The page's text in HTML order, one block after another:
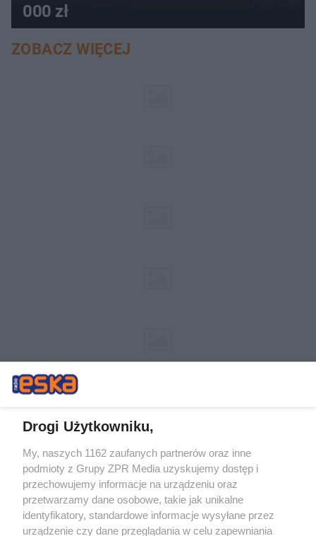
000 zł
ZOBACZ WIĘCEJ
Żaden utwór zamieszczony w serwisie nie może być powielany i
rozpowszechniany lub dalej rozpowszechniany w jakikolwiek sposób (w
tym także elektroniczny lub mechaniczny) na jakimkolwiek polu
eksploatacji w jakiejkolwiek formie, włącznie z umieszczaniem w
Internecie bez pisemnej zgody właściciela praw. Jakiekolwiek użycie lub
wykorzystanie utworów w całości lub w części z naruszeniem prawa,
tzn. bez właściwej zgody, jest zabronione pod groźbą kary i może być
Drogi Użytkowniku,
My, naszych 1162 zaufanych partnerów oraz inne
podmioty z Grupy ZPR Media uzyskujemy dostęp i
przechowujemy informacje na urządzeniu oraz
przetwarzamy dane osobowe, takie jak unikalne
identyfikatory, standardowe informacje wysyłane przez
urządzenie czy dane przeglądania w celu zapewniania